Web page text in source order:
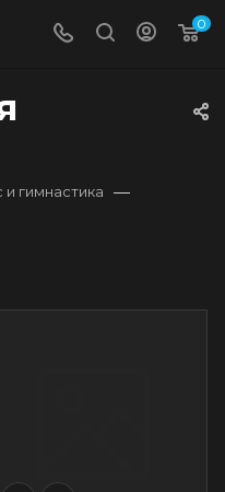
0
гимнастика —